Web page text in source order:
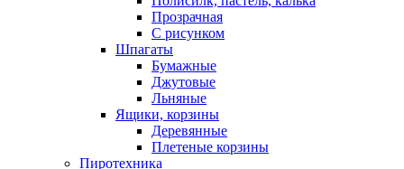
Прозрачная
С рисунком
Шпагаты
Бумажные
Джутовые
Льняные
Ящики, корзины
Деревянные
Плетеные корзины
Пиротехника